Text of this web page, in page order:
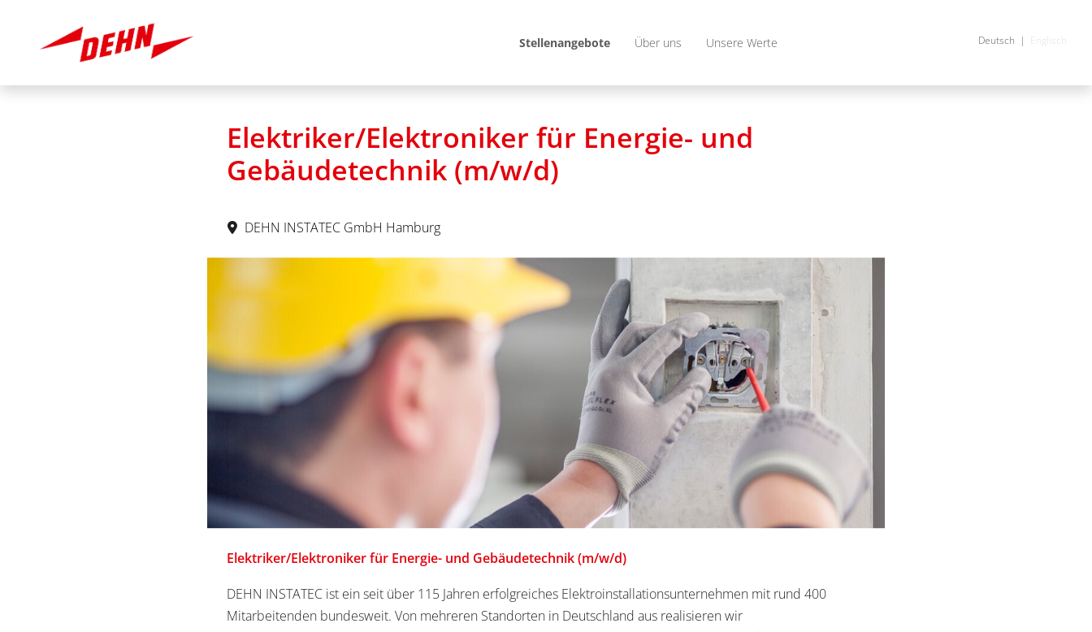
Deutsch Englisch
Stellenangebote Über uns Unsere Werte
Elektriker/Elektroniker für Energie- und
Gebäudetechnik (m/w/d)
DEHN INSTATEC GmbH Hamburg
Elektriker/Elektroniker für Energie- und Gebäudetechnik (m/w/d)
DEHN INSTATEC ist ein seit über 115 Jahren erfolgreiches Elektroinstallationsunternehmen mit rund 400
Mitarbeitenden bundesweit. Von mehreren Standorten in Deutschland aus realisieren wir